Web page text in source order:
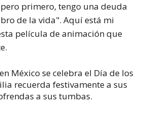
primero, tengo una deuda
de la vida". Aquí está mi
película de animación que
México se celebra el Día de los
recuerda festivamente a sus
a sus tumbas.